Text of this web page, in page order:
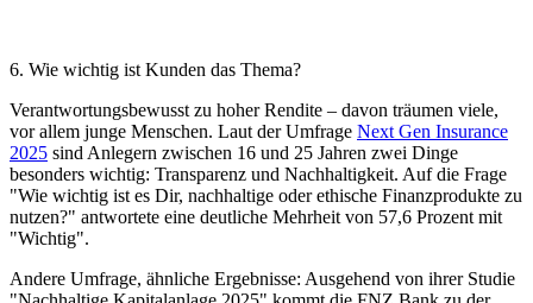
6. Wie wichtig ist Kunden das Thema?
Verantwortungsbewusst zu hoher Rendite – davon träumen viele,
vor allem junge Menschen. Laut der Umfrage Next Gen Insurance
2025 sind Anlegern zwischen 16 und 25 Jahren zwei Dinge
besonders wichtig: Transparenz und Nachhaltigkeit. Auf die Frage
"Wie wichtig ist es Dir, nachhaltige oder ethische Finanzprodukte zu
nutzen?" antwortete eine deutliche Mehrheit von 57,6 Prozent mit
"Wichtig".
Andere Umfrage, ähnliche Ergebnisse: Ausgehend von ihrer Studie